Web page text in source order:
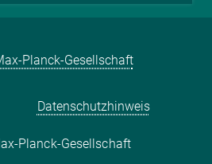
Planck-Gesellschaft
Datenschutzhinweis
Planck-Gesellschaft